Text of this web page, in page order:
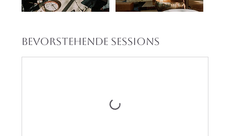
Bevorstehende Sessions